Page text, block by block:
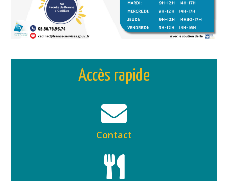
Accès rapide
Contact